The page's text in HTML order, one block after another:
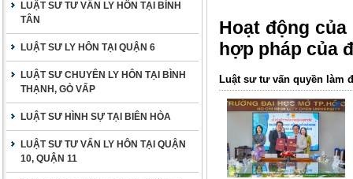
LUẬT SƯ TƯ VẤN LY HÔN TẠI BÌNH
TÂN
LUẬT SƯ LY HÔN TẠI QUẬN 6
LUẬT SƯ CHUYÊN LY HÔN TẠI BÌNH
THẠNH, GÒ VẤP
LUẬT SƯ HÌNH SỰ TẠI BIÊN HÒA
LUẬT SƯ TƯ VẤN LY HÔN TẠI QUẬN
10, QUẬN 11
Hoạt động
hợp pháp của
Luật sư tư vấn quyền làm